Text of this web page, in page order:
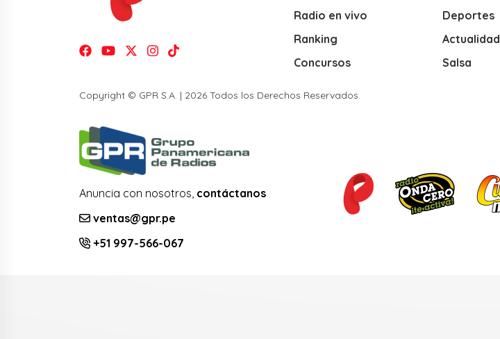
Radio en vivo
Ranking
Concursos
Deportes
Actualidad
Salsa
Copyright © GPR S.A. | 2026 Todos los Derechos Reservados.
Anuncia con nosotros, contáctanos
ventas@gpr.pe
+51 997-566-067